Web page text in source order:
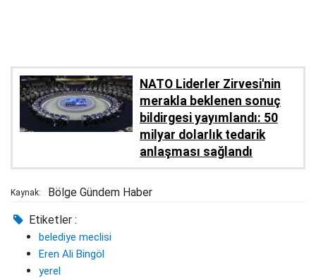
NATO Liderler Zirvesi'nin
merakla beklenen sonuç
bildirgesi yayımlandı: 50
milyar dolarlık tedarik
anlaşması sağlandı
Kaynak: Bölge Gündem Haber
Etiketler :
belediye meclisi
Eren Ali Bingöl
yerel